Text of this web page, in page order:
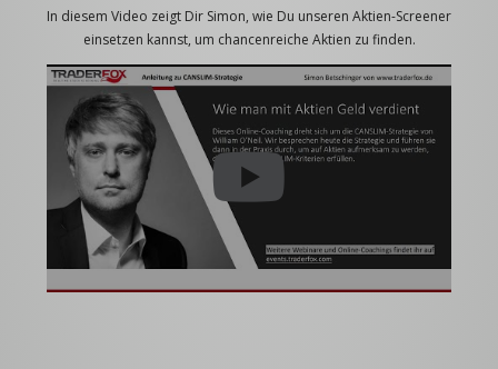
In diesem Video zeigt Dir Simon, wie Du unseren Aktien-Screener
einsetzen kannst, um chancenreiche Aktien zu finden.